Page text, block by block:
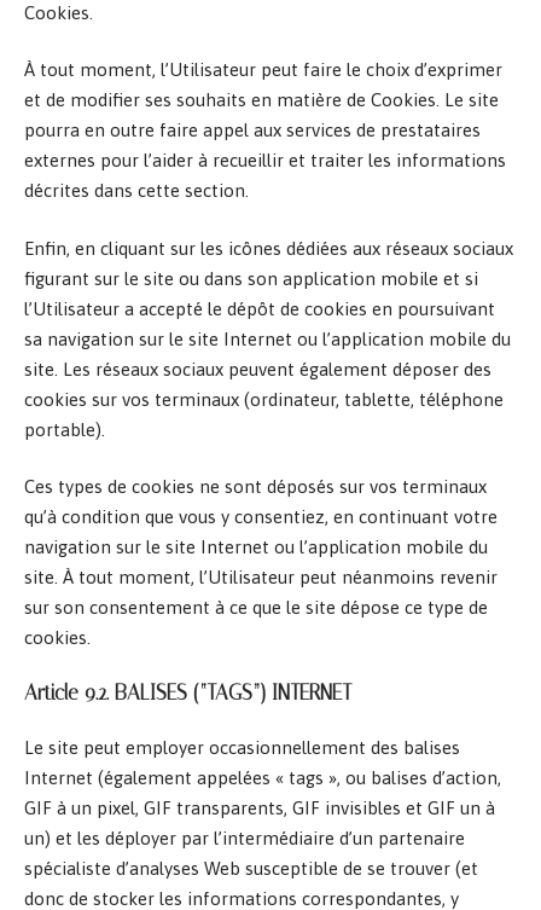
Cookies.
À tout moment, l’Utilisateur peut faire le choix d’exprimer
et de modifier ses souhaits en matière de Cookies. Le site
pourra en outre faire appel aux services de prestataires
externes pour l’aider à recueillir et traiter les informations
décrites dans cette section.
Enfin, en cliquant sur les icônes dédiées aux réseaux sociaux
figurant sur le site ou dans son application mobile et si
l’Utilisateur a accepté le dépôt de cookies en poursuivant
sa navigation sur le site Internet ou l’application mobile du
site. Les réseaux sociaux peuvent également déposer des
cookies sur vos terminaux (ordinateur, tablette, téléphone
portable).
Ces types de cookies ne sont déposés sur vos terminaux
qu’à condition que vous y consentiez, en continuant votre
navigation sur le site Internet ou l’application mobile du
site. À tout moment, l’Utilisateur peut néanmoins revenir
sur son consentement à ce que le site dépose ce type de
cookies.
Article 9.2. BALISES (“TAGS”) INTERNET
Le site peut employer occasionnellement des balises
Internet (également appelées « tags », ou balises d’action,
GIF à un pixel, GIF transparents, GIF invisibles et GIF un à
un) et les déployer par l’intermédiaire d’un partenaire
spécialiste d’analyses Web susceptible de se trouver (et
donc de stocker les informations correspondantes, y